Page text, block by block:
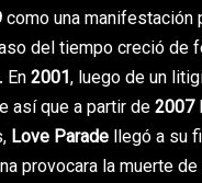
como una manifestación
del tiempo creció de
. En2001, luego de un
así que a partir de2007
Love Parade llegó a su
provocara la muerte de